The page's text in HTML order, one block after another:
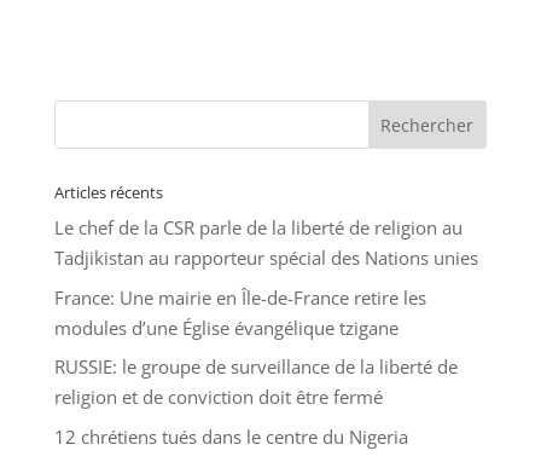
Articles récents
Le chef de la CSR parle de la liberté de religion au
Tadjikistan au rapporteur spécial des Nations unies
France: Une mairie en Île-de-France retire les
modules d’une Église évangélique tzigane
RUSSIE: le groupe de surveillance de la liberté de
religion et de conviction doit être fermé
12 chrétiens tués dans le centre du Nigeria